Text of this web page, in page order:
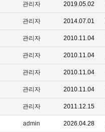
관리자 2019.05.02
관리자 2014.07.01
관리자 2010.11.04
관리자 2010.11.04
관리자 2010.11.04
관리자 2010.11.04
관리자 2011.12.15
admin 2026.04.28